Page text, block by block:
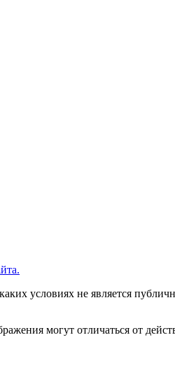
условиях не является
могут отличаться от